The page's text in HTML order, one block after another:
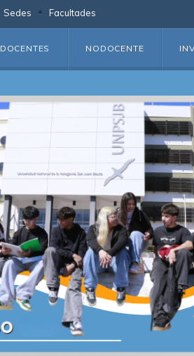
Sedes Facultades
DOCENTES NODOCENTE